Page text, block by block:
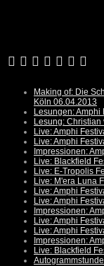
Making of: Die
Köln 06.04.2013
Lesungen:
Lesung: Christian
Live: Amphi
Live: Amphi
Impressionen:
Live: Blackfield
Live: E-Tropolis
Live: M'era Luna
Live: Amphi
Live: Amphi
Impressionen:
Live: Amphi
Live: Amphi
Impressionen:
Live: Blackfield